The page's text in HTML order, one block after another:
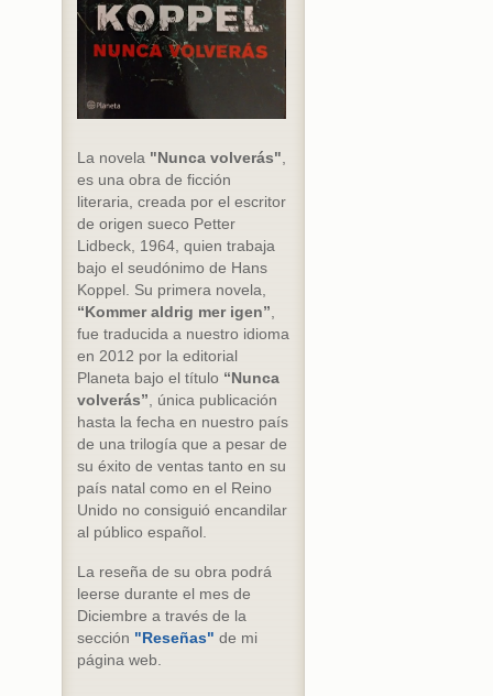
La novela "Nunca volverás"
es una obra de ficción
literaria, creada por el escritor
de origen sueco Petter
Lidbeck, 1964, quien trabaja
bajo el seudónimo de Hans
Koppel. Su primera novela,
“Kommer aldrig mer igen”
fue traducida a nuestro idioma
en 2012 por la editorial
Planeta bajo el título “Nunca
volverás” , única publicación
hasta la fecha en nuestro país
de una trilogía que a pesar de
su éxito de ventas tanto en su
país natal como en el Reino
Unido no consiguió encandilar
al público español.
La reseña de su obra podrá
leerse durante el mes de
Diciembre a través de la
sección "Reseñas" de mi
página web.